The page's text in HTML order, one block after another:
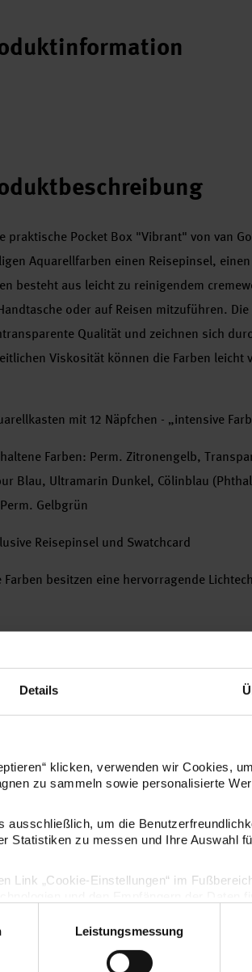
Details
klicken, verwenden wir Cookies,
zu sammeln sowie personalisierte
ausschließlich, um die
Statistiken zu messen und Ihre Auswahl
Link „Cookie-Einstellungen“ im
Leistungsmessung
praktische Pocket Box "Vibrant" von van
Aquarellfarben einen Reisepinsel,
besteht aus leicht zu reinigendem
oder auf Reisen mitzuführen.
Qualität und zeichnen sich
Viskosität können die Farben leicht
mit 12 Näpfchen - „intensive
Farben: Perm. Zitronengelb,
Blau, Ultramarin Dunkel, Cölinblau
Gelbgrün
Reisepinsel und Swatchcard
Farben besitzen eine hervorragende